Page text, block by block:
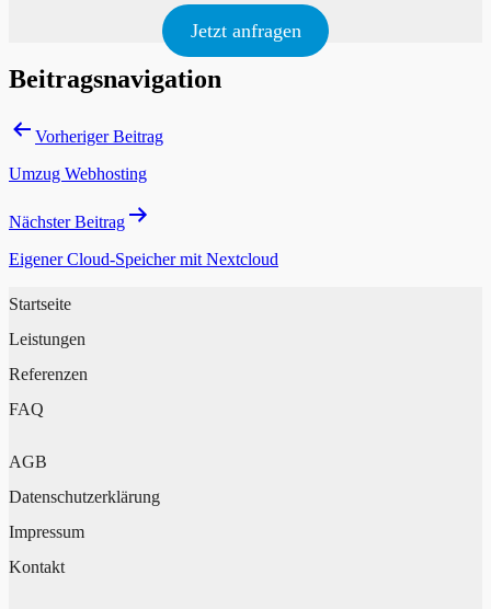
Jetzt anfragen
Beitragsnavigation
Vorheriger Beitrag
Umzug Webhosting
Nächster Beitrag
Eigener Cloud-Speicher mit Nextcloud
Startseite
Leistungen
Referenzen
FAQ
AGB
Datenschutzerklärung
Impressum
Kontakt